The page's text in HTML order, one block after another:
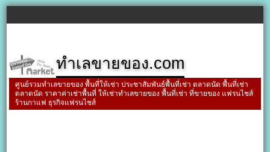
ทำเลขายของ.com
ศูนย์รวมทำเลขายของ พื้นที่ให้เช่า ประชาสัมพันธ์พื้นที่เช่า ตลาดนัด พื้นที่เช่า
ตลาดนัด ราคาค่าเช่าพื้นที่ ให้เช่าทำเลขายของ พื้นที่เช่า ที่ขายของ แฟรนไชส์
ร้านกาแฟ ธุรกิจแฟรนไชส์